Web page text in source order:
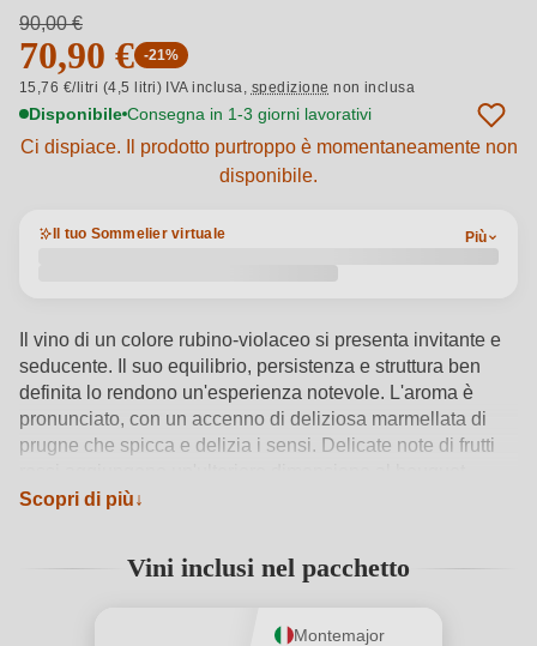
90,00 €
70,90 € -21%
15,76 €/litri (4,5 litri) IVA inclusa, spedizione non inclusa
Disponibile Consegna in 1-3 giorni lavorativi
Ci dispiace. Il prodotto purtroppo è momentaneamente non
disponibile.
Il tuo Sommelier virtuale Più
Il vino di un colore rubino-violaceo si presenta invitante e
seducente. Il suo equilibrio, persistenza e struttura ben
definita lo rendono un'esperienza notevole. L'aroma è
pronunciato, con un accenno di deliziosa marmellata di
prugne che spicca e delizia i sensi. Delicate note di frutti
mentre una leggera speziatura conferisce al tutto una
Vedi dettagli del prodotto →
Scopri di più
Vini inclusi nel pacchetto
Montemajor